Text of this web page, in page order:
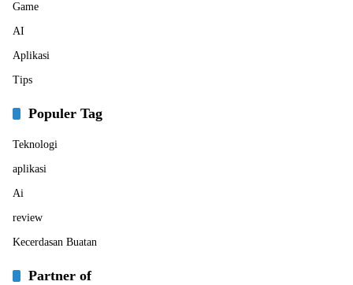
Game
AI
Aplikasi
Tips
Populer Tag
Teknologi
aplikasi
Ai
review
Kecerdasan Buatan
Partner of